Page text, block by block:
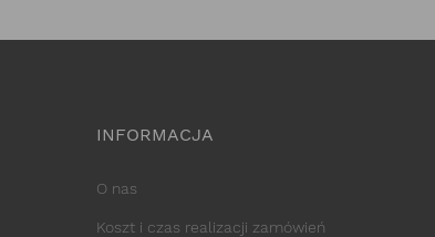
INFORMACJA
O nas
Koszt i czas realizacji zamówień